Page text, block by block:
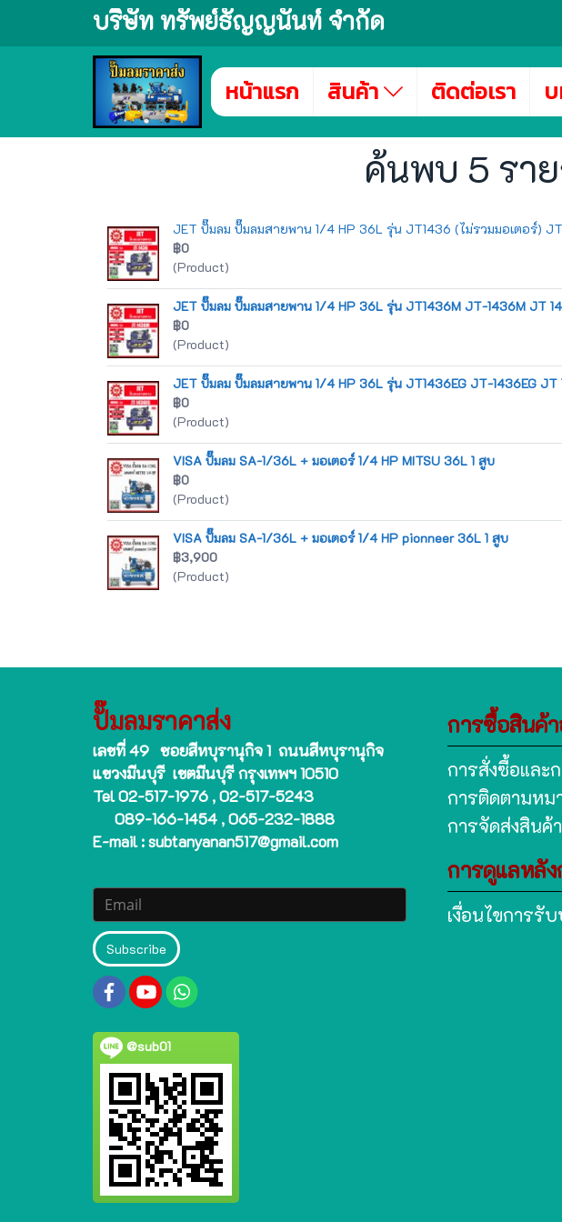
บริษัท ทรัพย์ธัญญนันท์ จำกัด
หน้าแรก สินค้า ติดต่อเรา
ค้นพบ 5 รา
JET ปั๊มลม ปั๊มลมสายพาน 1/4 HP 36L รุ่น JT1436 (ไม่รวมมอเตอร์)
฿0
(Product)
JET ปั๊มลม ปั๊มลมสายพาน 1/4 HP 36L รุ่น JT1436M JT-1436M JT
฿0
(Product)
JET ปั๊มลม ปั๊มลมสายพาน 1/4 HP 36L รุ่น JT1436EG JT-1436EG JT
฿0
(Product)
VISA ปั๊มลม SA-1/36L + มอเตอร์ 1/4 HP MITSU 36L 1 สูบ
฿0
(Product)
VISA ปั๊มลม SA-1/36L + มอเตอร์ 1/4 HP pionneer 36L 1 สูบ
฿3,900
(Product)
ปั๊มลมราคาส่ง
เลขที่ 49 ซอยสีหบุรานุกิจ 1 ถนนสีหบุรานุกิจ
แขวงมีนบุรี เขตมีนบุรี กรุงเทพฯ 10510
Tel 02-517-1976 , 02-517-5243
089-166-1454 , 065-232-1888
E-mail : subtanyanan517@gmail.com
Subscribe
@sub01
การซื้อสินค้
การสั่งซื้อและ
การติดตามหม
การจัดส่งสินค้า
การดูแลหลั
เงื่อนไขการรั